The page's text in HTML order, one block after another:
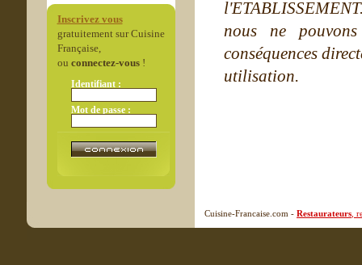
Inscrivez vous
gratuitement sur Cuisine
Française,
ou connectez-vous!
Identifiant :
Mot de passe :
nous ne
conséquences
utilisation.
Cuisine-Francaise.com - Restaurateurs ,